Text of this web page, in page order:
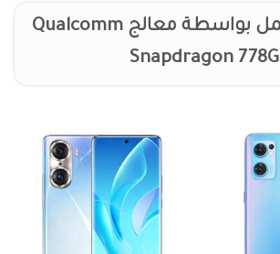
موبايلات تعمل بواسطة معالج Qualcomm
Snapdragon 778G